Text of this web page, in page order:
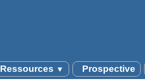
Ressources ▼ Prospective